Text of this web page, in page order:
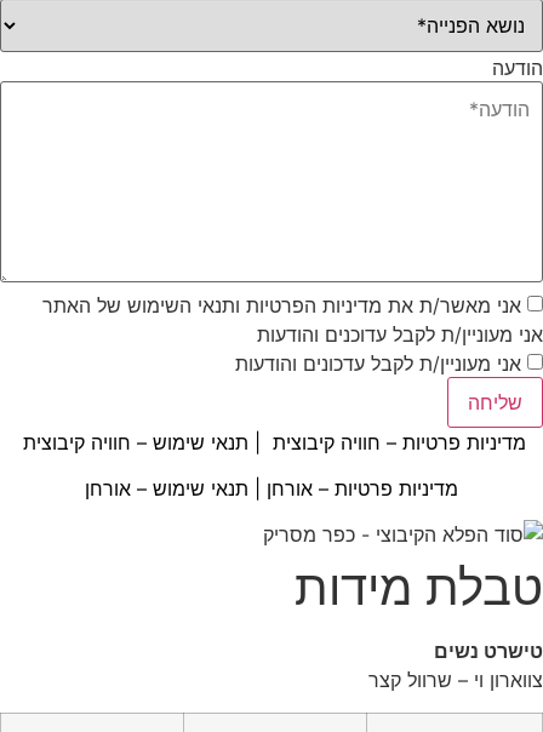
הודעה
אני מאשר/ת את מדיניות הפרטיות ותנאי השימוש של האתר
אני מעוניין/ת לקבל עדוכנים והודעות
אני מעוניין/ת לקבל עדכונים והודעות
שליחה
מדיניות פרטיות – חוויה קיבוצית
תנאי שימוש – חוויה קיבוצית
מדיניות פרטיות – אורחן
תנאי שימוש – אורחן
טבלת מידות
טישרט נשים
צווארון וי – שרוול קצר